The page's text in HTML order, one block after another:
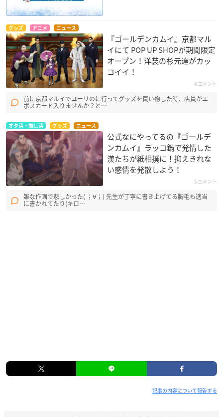
祝☆『ゴールデンカムイ』TVアニメ第四期10月3日(月)より
放送開始！ 放送を記念して野田サトル先生のインタビュ
ーを本日より４日連続で公開／『ゴールデンカムイ』最終
巻ラストの真相…野田サトル１万字インタビュー①
#集英社
オンライン#ヤングジャンプ#ゴールデンカムイhttps://t.c
o/JVA0YBIpF7
— 集英社オンライン (@shueisha_online)
022
グッズ アニメ ニュース
『ゴールデンカムイ』京都マル
イにて POP UP SHOPが期間限定
オープン！洋装の杉元達がカッ
コイイ！
4コメント
前に京都マルイでユーリのに行ってグッズを買い物した時、店員がエ
ポスカード入りませんか？と…
オタ活・推し活 グッズ ニュース
公式なにやってるの『ゴールデ
ンカムイ』ラッコ鍋で発情した
漢たちが紙相撲に！抑えきれな
い感情を発散しよう！
5コメント
雑な作画で悲しかった( ；∀；) 先生が丁寧に書き上げてる胸毛も適当
に書かれてたり(キロ…
記事の内容について報告する